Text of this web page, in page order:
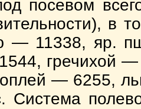
посевом
в
— 11338, яр.
гречихой
— 6255,